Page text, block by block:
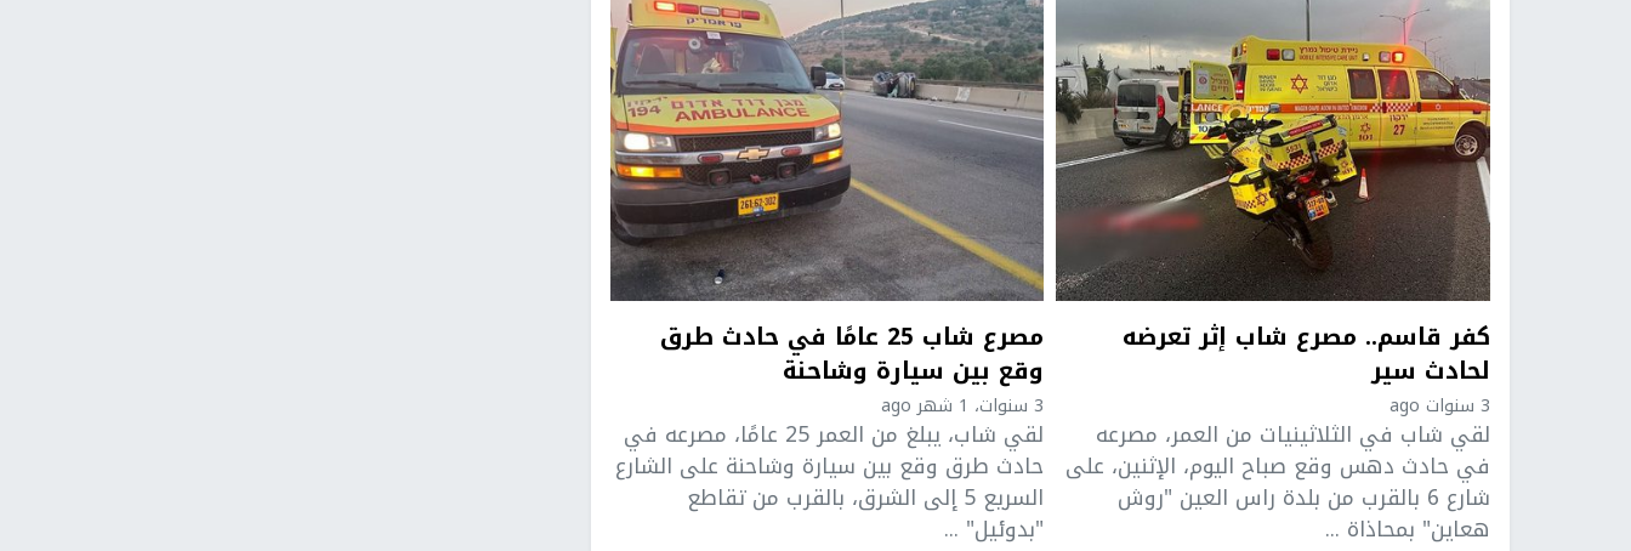
كفر قاسم.. مصرع شاب إثر تعرضه
لحادث سير
3 سنوات ago
لقي شاب في الثلاثينيات من العمر، مصرعه
في حادث دهس وقع صباح اليوم، الإثنين، على
شارع 6 بالقرب من بلدة راس العين "روش
هعاين" بمحاذاة ...
مصرع شاب 25 عامًا في حادث طرق
وقع بين سيارة وشاحنة
3 سنوات، 1 شهر ago
لقي شاب، يبلغ من العمر 25 عامًا، مصرعه في
حادث طرق وقع بين سيارة وشاحنة على الشارع
السريع 5 إلى الشرق، بالقرب من تقاطع
"بدوئيل" ...